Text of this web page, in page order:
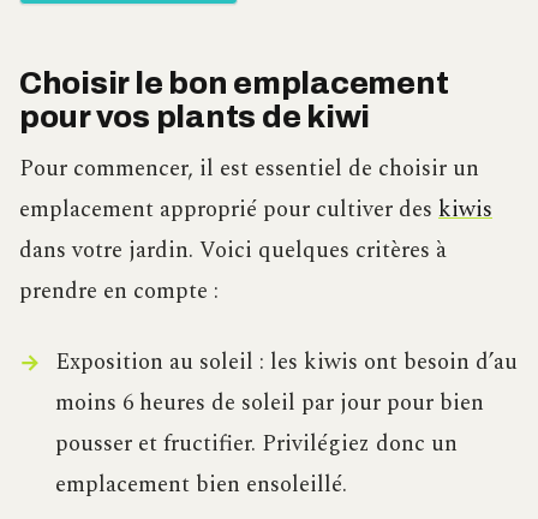
Choisir le bon emplacement
pour vos plants de kiwi
Pour commencer, il est essentiel de choisir un
emplacement approprié pour cultiver des kiwis
dans votre jardin. Voici quelques critères à
prendre en compte :
Exposition au soleil : les kiwis ont besoin d’au
moins 6 heures de soleil par jour pour bien
pousser et fructifier. Privilégiez donc un
emplacement bien ensoleillé.